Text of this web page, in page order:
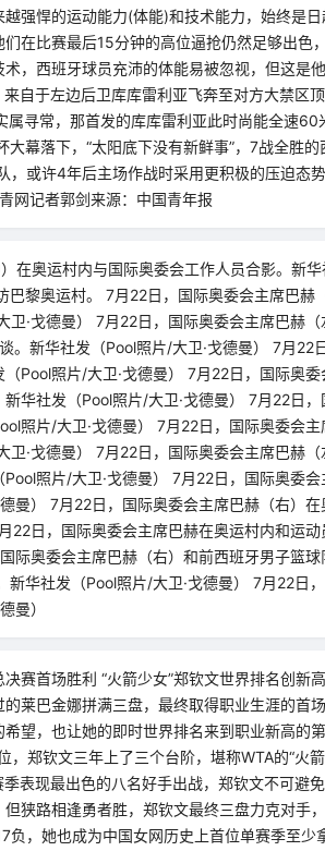
强悍的运动能力(体能)和技术能力，始终是日
在比赛最后15分钟的高位逼抢仍然足够出色
，西班牙球员充沛的体能易被忽视，但这是
自于左边后卫库库雷利亚飞奔至对方大禁区
寻常，那首发的库库雷利亚此时尚能全速60
幕落下，“太阳底下没有新鲜事”，7战全胜的
，或许4年后主场作战时采用更积极的压迫态
网记者郭剑来源：中国青年报
在奥运村内与国际奥委会工作人员合影。新
巴黎奥运村。 7月22日，国际奥委会主席巴赫
卫·戈德曼） 7月22日，国际奥委会主席巴赫
。新华社发（Pool照片/大卫·戈德曼） 7月22
（Pool照片/大卫·戈德曼） 7月22日，国际奥
华社发（Pool照片/大卫·戈德曼） 7月22日
照片/大卫·戈德曼） 7月22日，国际奥委会
·戈德曼） 7月22日，国际奥委会主席巴赫
照片/大卫·戈德曼） 7月22日，国际奥委
曼） 7月22日，国际奥委会主席巴赫（右）在
22日，国际奥委会主席巴赫在奥运村内和运
际奥委会主席巴赫（右）和前西班牙男子篮
新华社发（Pool照片/大卫·戈德曼） 7月22日
曼）
赛首场胜利 “火箭少女”郑钦文世界排名创新
莱巴金娜拼满三盘，最终取得职业生涯的首
望，也让她的即时世界排名来到职业新高的
郑钦文三年上了三个台阶，堪称WTA的“火
表现最出色的八名好手出战，郑钦文不可避
狭路相逢勇者胜，郑钦文最终三盘力克对手
负，她也成为中国女网历史上首位单赛季至